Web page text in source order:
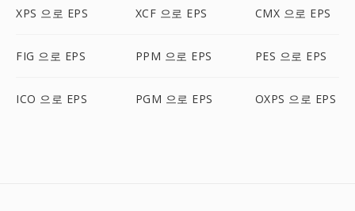
XPS 으로 EPS XCF 으로 EPS CMX 으로 EPS
FIG 으로 EPS PPM 으로 EPS PES 으로 EPS
ICO 으로 EPS PGM 으로 EPS OXPS 으로 EPS